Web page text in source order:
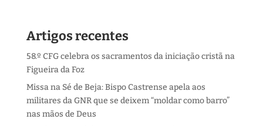
Artigos recentes
58.º CFG celebra os sacramentos da iniciação cristã na
Figueira da Foz
Missa na Sé de Beja: Bispo Castrense apela aos
militares da GNR que se deixem “moldar como barro”
nas mãos de Deus